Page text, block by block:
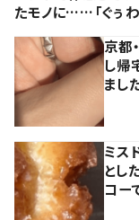
たモノに……「ぐぅわ
京都
し帰
まし
ミス
とし
コー